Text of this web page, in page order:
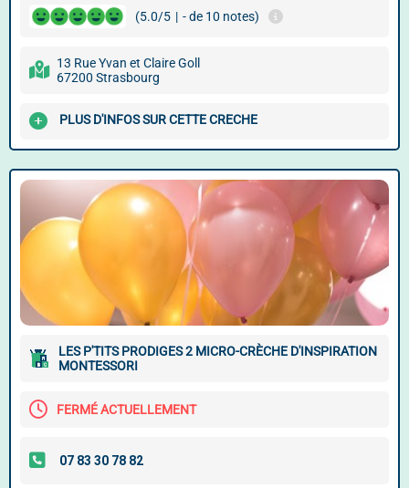
(5.0/5 | - de 10 notes)
13 Rue Yvan et Claire Goll
67200 Strasbourg
PLUS D'INFOS SUR CETTE CRECHE
LES P'TITS PRODIGES 2 MICRO-CRÈCHE D'INSPIRATION
MONTESSORI
FERMÉ ACTUELLEMENT